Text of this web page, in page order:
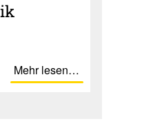
Mehr lesen…